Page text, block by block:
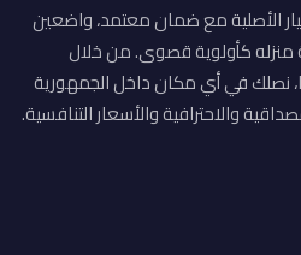
الأصلية مع ضمان معتمد، واضعين
منزله كأولوية قصوى. من خلال
نصلك في أي مكان داخل الجمهورية
والاحترافية والأسعار التنافسية.